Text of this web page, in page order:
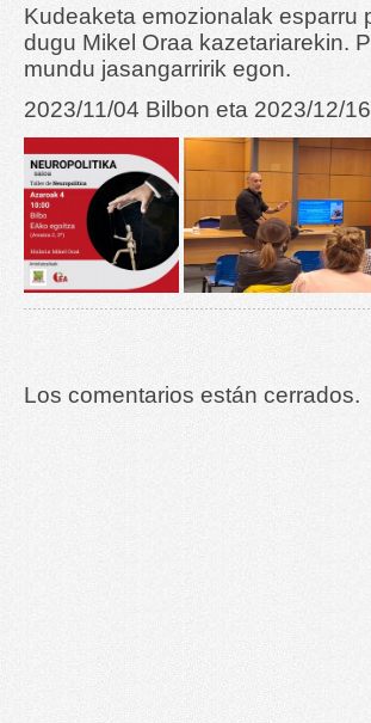
Kudeaketa emozionalak esparru
dugu Mikel Oraa kazetariarekin.
mundu jasangarririk egon.
2023/11/04 Bilbon eta 2023/12/
Los comentarios están cerrados.